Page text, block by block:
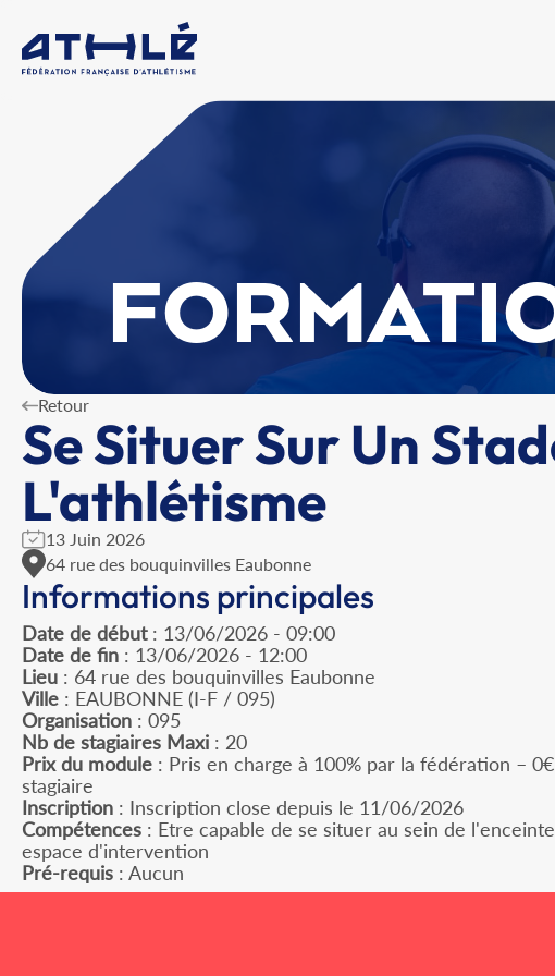
Retour
Se Situer Sur Un
L'athlétisme
13 Juin 2026
64 rue des bouquinvilles Eaubonne
Informations principales
Date de début: 13/06/2026 - 09:00
Date de fin : 13/06/2026 - 12:00
Lieu : 64 rue des bouquinvilles Eaubonne
Ville : EAUBONNE (I-F / 095)
Organisation : 095
Nb de stagiaires Maxi : 20
Prix du module : Pris en charge à 100% par la fédération –
stagiaire
Inscription : Inscription close depuis le 11/06/2026
Compétences : Etre capable de se situer au sein de
espace d'intervention
Pré-requis : Aucun